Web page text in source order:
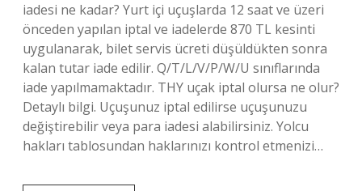
iadesi ne kadar? Yurt içi uçuşlarda 12 saat ve üzeri
önceden yapılan iptal ve iadelerde 870 TL kesinti
uygulanarak, bilet servis ücreti düşüldükten sonra
kalan tutar iade edilir. Q/T/L/V/P/W/U sınıflarında
iade yapılmamaktadır. THY uçak iptal olursa ne olur?
Detaylı bilgi. Uçuşunuz iptal edilirse uçuşunuzu
değiştirebilir veya para iadesi alabilirsiniz. Yolcu
hakları tablosundan haklarınızı kontrol etmenizi…